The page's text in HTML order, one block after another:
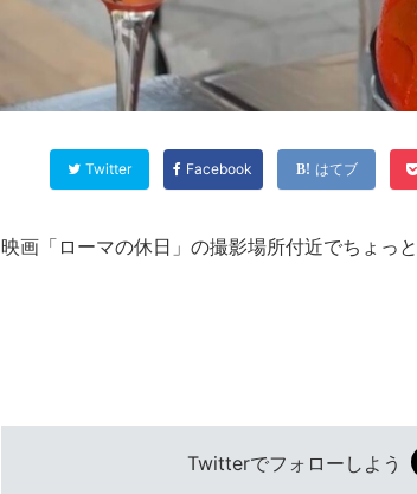
Twitter Facebook はてブ
映画「ローマの休日」の撮影場所付近でちょっと
Twitterでフォローしよう